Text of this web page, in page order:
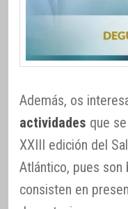
Además, os
actividades que
XXIII edición del
Atlántico, pues son
consisten en